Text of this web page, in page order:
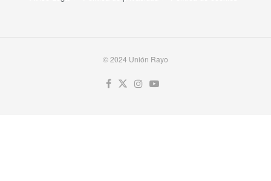
© 2024 Unión Rayo